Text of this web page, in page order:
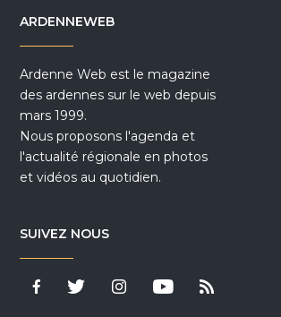
ARDENNEWEB
Ardenne Web est le magazine
des ardennes sur le web depuis
mars 1999.
Nous proposons l'agenda et
l'actualité régionale en photos
et vidéos au quotidien.
SUIVEZ NOUS